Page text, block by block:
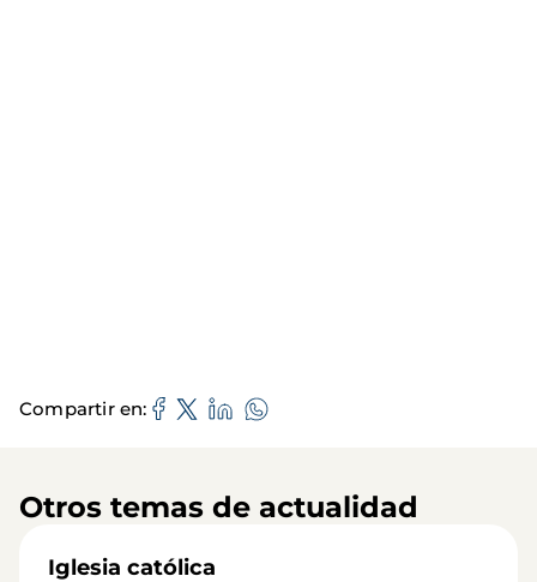
Compartir en
Otros temas de actualidad
Iglesia católica